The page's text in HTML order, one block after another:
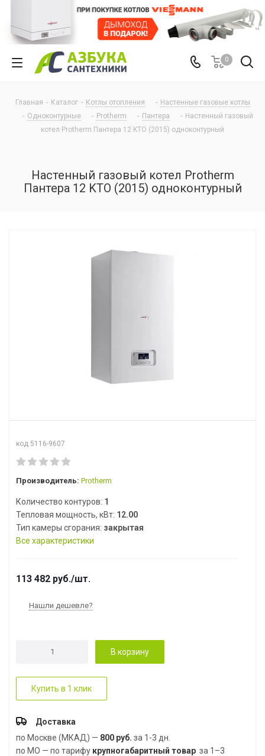
0
Главная - Каталог - Котлы отопления - Настенные газовые котлы
- Одноконтурные - Protherm - Пантера - Настенный газовый
котел Protherm Пантера 12 KTO (2015) одноконтурный
Настенный газовый котел Protherm
Пантера 12 KTO (2015) одноконтурный
код 5116-9607
Производитель: Protherm
Количество контуров: 1
Тепловая мощность, кВт: 12.00
Тип камеры сгорания: закрытая
Все характеристики
113 482 руб./шт.
Нашли дешевле?
В корзину
Купить в 1 клик
Доставка
по Москве (МКАД) — 800 руб. за 1-3 дн.
по МО — по тарифу крупногабаритный товар за 1–3